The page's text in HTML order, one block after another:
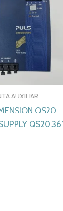
AUXILIAR
QS20
QS20.361